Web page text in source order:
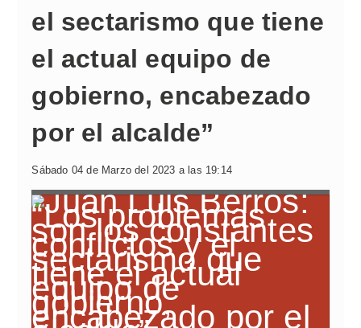
el sectarismo que tiene
el actual equipo de
gobierno, encabezado
por el alcalde”
Sábado 04 de Marzo del 2023 a las 19:14